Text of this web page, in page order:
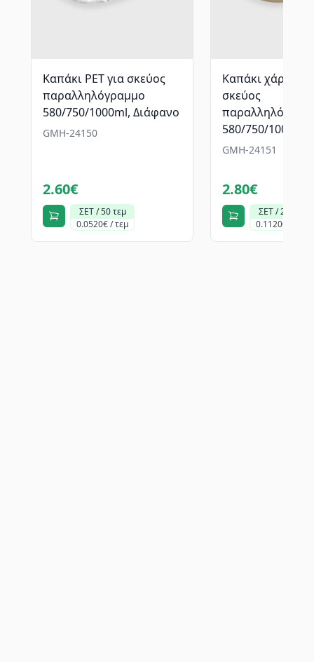
Καπάκι PET για σκεύος
παραλληλόγραμμο
580/750/1000ml, Διάφανο
GMH-24150
2.60€
ΣΕΤ / 50 τεμ
0.0520€ / τεμ
Καπάκι χάρτινο
σκεύος
580/750/1000ml
GMH-24151
2.80€
ΣΕΤ / 25 τεμ
0.1120€ / τεμ